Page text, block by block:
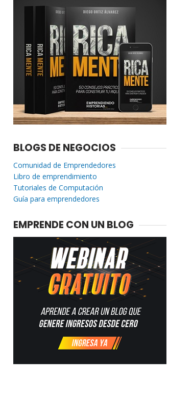
BLOGS DE NEGOCIOS
Comunidad de Emprendedores
Libro de emprendimiento
Tutoriales de Computación
Guía para emprendedores
EMPRENDE CON UN BLOG